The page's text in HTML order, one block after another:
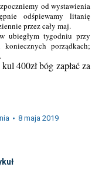
od wystawienia
odśpiewamy litanię
przez cały maj.
ubiegłym tygodniu przy
porządkach;
400zł bóg zapłać za
8 maja 2019